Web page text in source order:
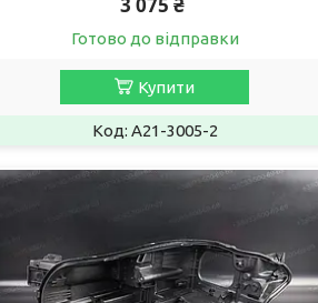
Готово до відправки
Купити
A21-3005-2